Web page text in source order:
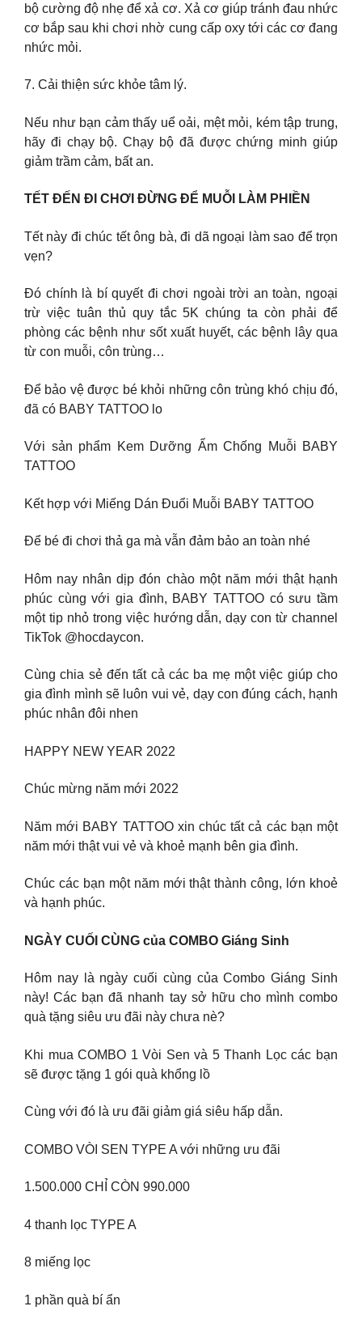
bộ cường độ nhẹ để xả cơ. Xả cơ giúp tránh đau nhức
cơ bắp sau khi chơi nhờ cung cấp oxy tới các cơ đang
nhức mỏi.
7. Cải thiện sức khỏe tâm lý.
Nếu như bạn cảm thấy uể oải, mệt mỏi, kém tập trung,
hãy đi chạy bộ. Chạy bộ đã được chứng minh giúp
giảm trầm cảm, bất an.
TẾT ĐẾN ĐI CHƠI ĐỪNG ĐỂ MUỖI LÀM PHIỀN
Tết này đi chúc tết ông bà, đi dã ngoại làm sao để trọn
vẹn?
Đó chính là bí quyết đi chơi ngoài trời an toàn, ngoại
trừ việc tuân thủ quy tắc 5K chúng ta còn phải để
phòng các bệnh như sốt xuất huyết, các bệnh lây qua
từ con muỗi, côn trùng…
Để bảo vệ được bé khỏi những côn trùng khó chịu đó,
đã có BABY TATTOO lo
Với sản phẩm Kem Dưỡng Ẩm Chống Muỗi BABY
TATTOO
Kết hợp với Miếng Dán Đuổi Muỗi BABY TATTOO
Để bé đi chơi thả ga mà vẫn đảm bảo an toàn nhé
Hôm nay nhân dịp đón chào một năm mới thật hạnh
phúc cùng với gia đình, BABY TATTOO có sưu tầm
một tip nhỏ trong việc hướng dẫn, dạy con từ channel
TikTok @hocdaycon.
Cùng chia sẻ đến tất cả các ba mẹ một việc giúp cho
gia đình mình sẽ luôn vui vẻ, dạy con đúng cách, hạnh
phúc nhân đôi nhen
HAPPY NEW YEAR 2022
Chúc mừng năm mới 2022
Năm mới BABY TATTOO xin chúc tất cả các bạn một
năm mới thật vui vẻ và khoẻ mạnh bên gia đình.
Chúc các bạn một năm mới thật thành công, lớn khoẻ
và hạnh phúc.
NGÀY CUỐI CÙNG của COMBO Giáng Sinh
Hôm nay là ngày cuối cùng của Combo Giáng Sinh
này! Các bạn đã nhanh tay sở hữu cho mình combo
quà tặng siêu ưu đãi này chưa nè?
Khi mua COMBO 1 Vòi Sen và 5 Thanh Lọc các bạn
sẽ được tặng 1 gói quà khổng lồ
Cùng với đó là ưu đãi giảm giá siêu hấp dẫn.
COMBO VÒI SEN TYPE A với những ưu đãi
1.500.000 CHỈ CÒN 990.000
4 thanh lọc TYPE A
8 miếng lọc
1 phần quà bí ẩn